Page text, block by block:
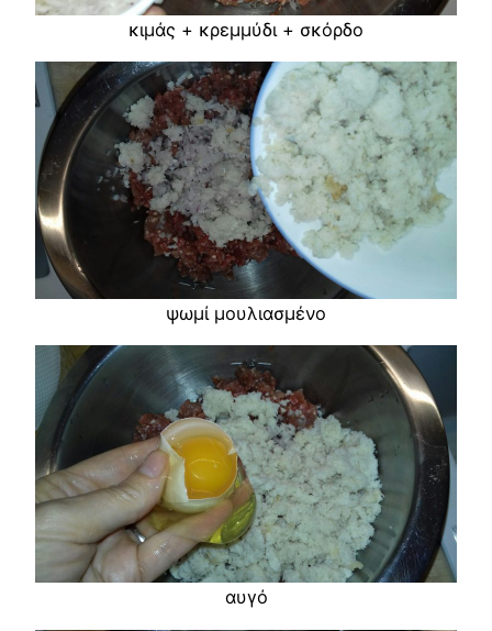
κιμάς + κρεμμύδι + σκόρδο
ψωμί μουλιασμένο
αυγό